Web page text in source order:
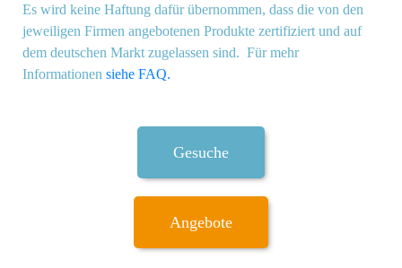
Es wird keine Haftung dafür übernommen, dass die von den
jeweiligen Firmen angebotenen Produkte zertifiziert und auf
dem deutschen Markt zugelassen sind. Für mehr
Informationen siehe FAQ.
Gesuche
Angebote